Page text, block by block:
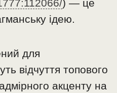
) — це
ідею.
для
відчуття топового
акценту на